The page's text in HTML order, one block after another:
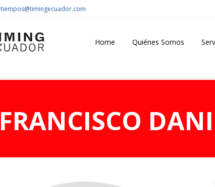
tiempos@timingecuador.com
Home Quiénes Somos
FRANCISCO